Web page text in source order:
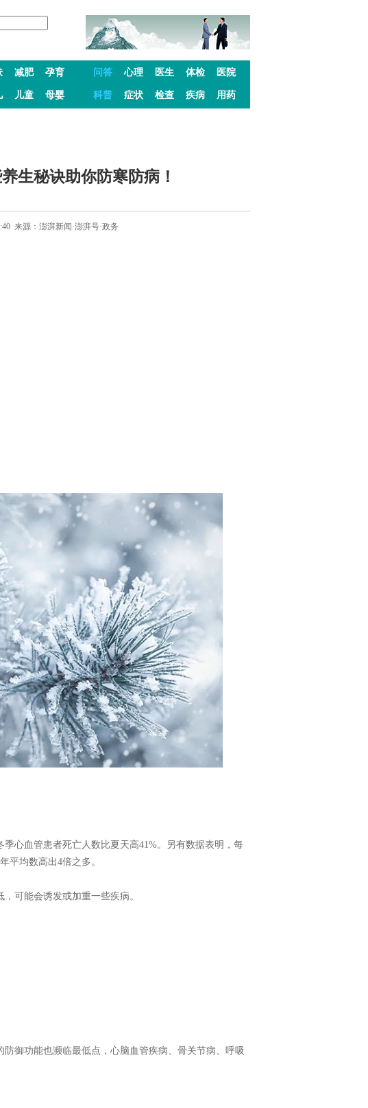
减肥 孕育 问答 心理 医生 体检 医院
儿童 母婴 科普 症状 检查 疾病 用药
生秘诀助你防寒防病！
来源：澎湃新闻·澎湃号·政务
心血管患者死亡人数比夏天高41%。另有数据表明，每
平均数高出4倍之多。
可能会诱发或加重一些疾病。
御功能也濒临最低点，心脑血管疾病、骨关节病、呼吸